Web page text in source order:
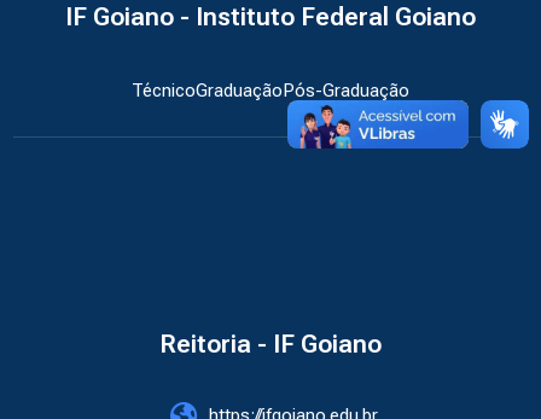
IF Goiano - Instituto Federal Goiano
TécnicoGraduaçãoPós-Graduação
Reitoria - IF Goiano